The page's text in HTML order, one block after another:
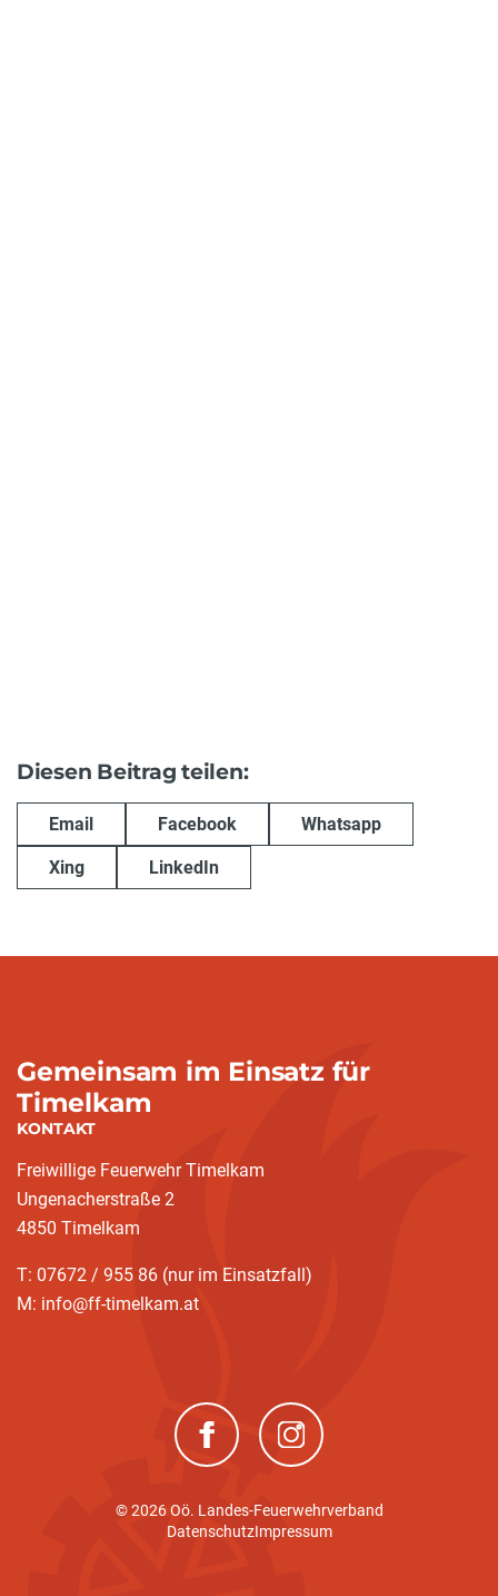
Diesen Beitrag teilen:
Email Facebook Whatsapp
Xing LinkedIn
Gemeinsam im Einsatz für
Timelkam
KONTAKT
Freiwillige Feuerwehr Timelkam
Ungenacherstraße 2
4850 Timelkam
T: 07672 / 955 86 (nur im Einsatzfall)
M: info@ff-timelkam.at
(neues Fenster)(neues Fenster)
© 2026 Oö. Landes-Feuerwehrverband
DatenschutzImpressum